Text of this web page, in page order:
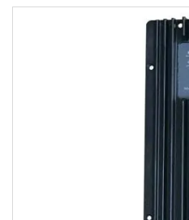
Динаміки і ВЧ-драйвери
Підсилювачі потужності
Трансляційне обладнання